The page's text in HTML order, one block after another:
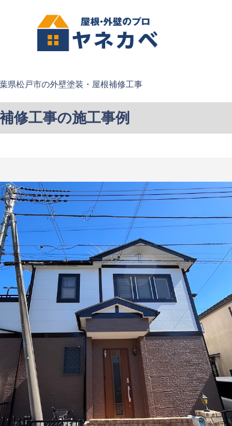
県松戸市の外壁塗装・屋根補修工事
修工事の施工事例